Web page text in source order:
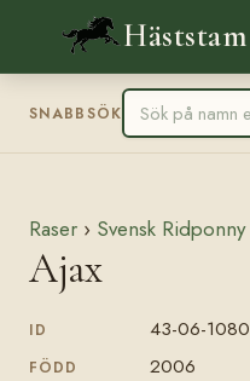
Häststam
SNABBSÖK
Raser › Svensk Ridponny
Ajax
ID 43-06-1080
FÖDD 2006